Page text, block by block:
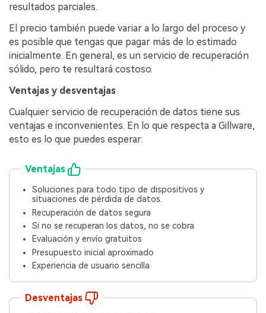
resultados parciales.
El precio también puede variar a lo largo del proceso y
es posible que tengas que pagar más de lo estimado
inicialmente. En general, es un servicio de recuperación
sólido, pero te resultará costoso.
Ventajas y desventajas
Cualquier servicio de recuperación de datos tiene sus
ventajas e inconvenientes. En lo que respecta a Gillware,
esto es lo que puedes esperar:
Ventajas
Soluciones para todo tipo de dispositivos y
situaciones de pérdida de datos.
Recuperación de datos segura
Si no se recuperan los datos, no se cobra
Evaluación y envío gratuitos
Presupuesto inicial aproximado
Experiencia de usuario sencilla
Desventajas